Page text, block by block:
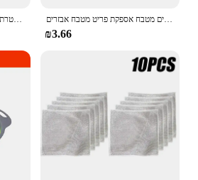
גבינה לימון גבינה לימון מטרת מטרת ירקות מטרת ירקות ירקות מטבח תכליתי חלון חריץ ניקוי מברשת מקלדת מנקה בית גאדג 'טים ניקוי כלים מטבח אספקת פריט מטבח אבזרים
₪3.66